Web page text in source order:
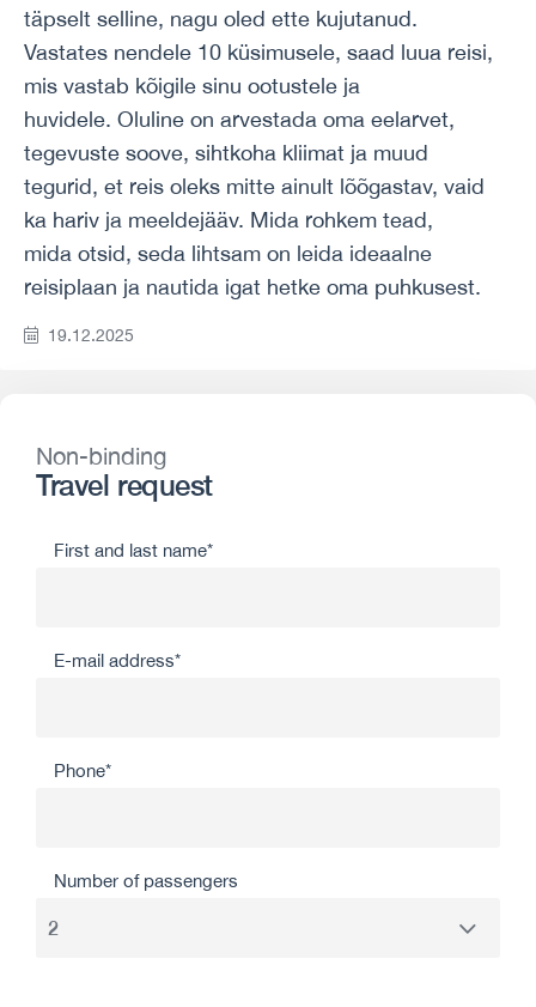
täpselt selline, nagu oled ette kujutanud.
Vastates nendele 10 küsimusele, saad luua reisi,
mis vastab kõigile sinu ootustele ja
huvidele. Oluline on arvestada oma eelarvet,
tegevuste soove, sihtkoha kliimat ja muud
tegurid, et reis oleks mitte ainult lõõgastav, vaid
ka hariv ja meeldejääv. Mida rohkem tead,
mida otsid, seda lihtsam on leida ideaalne
reisiplaan ja nautida igat hetke oma puhkusest.
19.12.2025
Non-binding
Travel request
First and last name*
E-mail address*
Phone*
Number of passengers